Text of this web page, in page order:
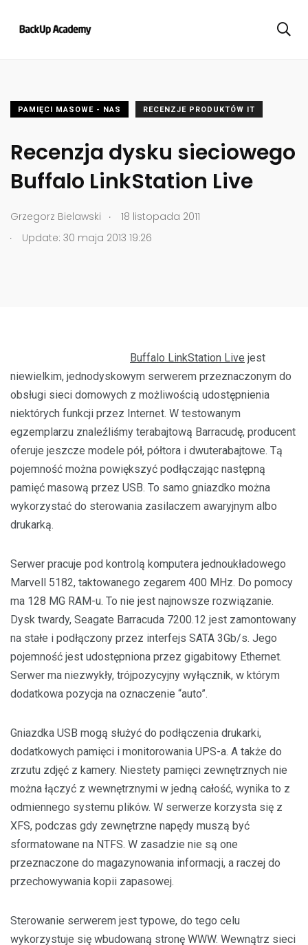
PAMIĘCI MASOWE - NAS RECENZJE PRODUKTÓW IT
Recenzja dysku sieciowego
Buffalo LinkStation Live
Grzegorz Bielawski .
18 listopada 2011
.
Update: 30 maja 2013 19:26
Buffalo LinkStation Live jest
niewielkim, jednodyskowym serwerem przeznaczonym do
obsługi sieci domowych z możliwością udostępnienia
niektórych funkcji przez Internet. W testowanym
egzemplarzu znaleźliśmy terabajtową Barracudę, producent
oferuje jeszcze modele pół, półtora i dwuterabajtowe. Tą
pojemność można powiększyć podłączając następną
pamięć masową przez USB. To samo gniazdko można
wykorzystać do sterowania zasilaczem awaryjnym albo
drukarką.
Serwer pracuje pod kontrolą komputera jednoukładowego
Marvell 5182, taktowanego zegarem 400 MHz. Do pomocy
ma 128 MG RAM-u. To nie jest najnowsze rozwiązanie.
Dysk twardy, Seagate Barracuda 7200.12 jest zamontowany
na stałe i podłączony przez interfejs SATA 3Gb/s. Jego
pojemność jest udostępniona przez gigabitowy Ethernet.
Serwer ma niezwykły, trójpozycyjny wyłącznik, w którym
dodatkowa pozycja na oznaczenie “auto”.
Gniazdka USB mogą służyć do podłączenia drukarki,
dodatkowych pamięci i monitorowania UPS-a. A także do
zrzutu zdjęć z kamery. Niestety pamięci zewnętrznych nie
można łączyć z wewnętrznymi w jedną całość, wynika to z
odmiennego systemu plików. W serwerze korzysta się z
XFS, podczas gdy zewnętrzne napędy muszą być
sformatowane na NTFS. W zasadzie nie są one
przeznaczone do magazynowania informacji, a raczej do
przechowywania kopii zapasowej.
Sterowanie serwerem jest typowe, do tego celu
wykorzystuje się wbudowaną stronę WWW. Wewnątrz sieci